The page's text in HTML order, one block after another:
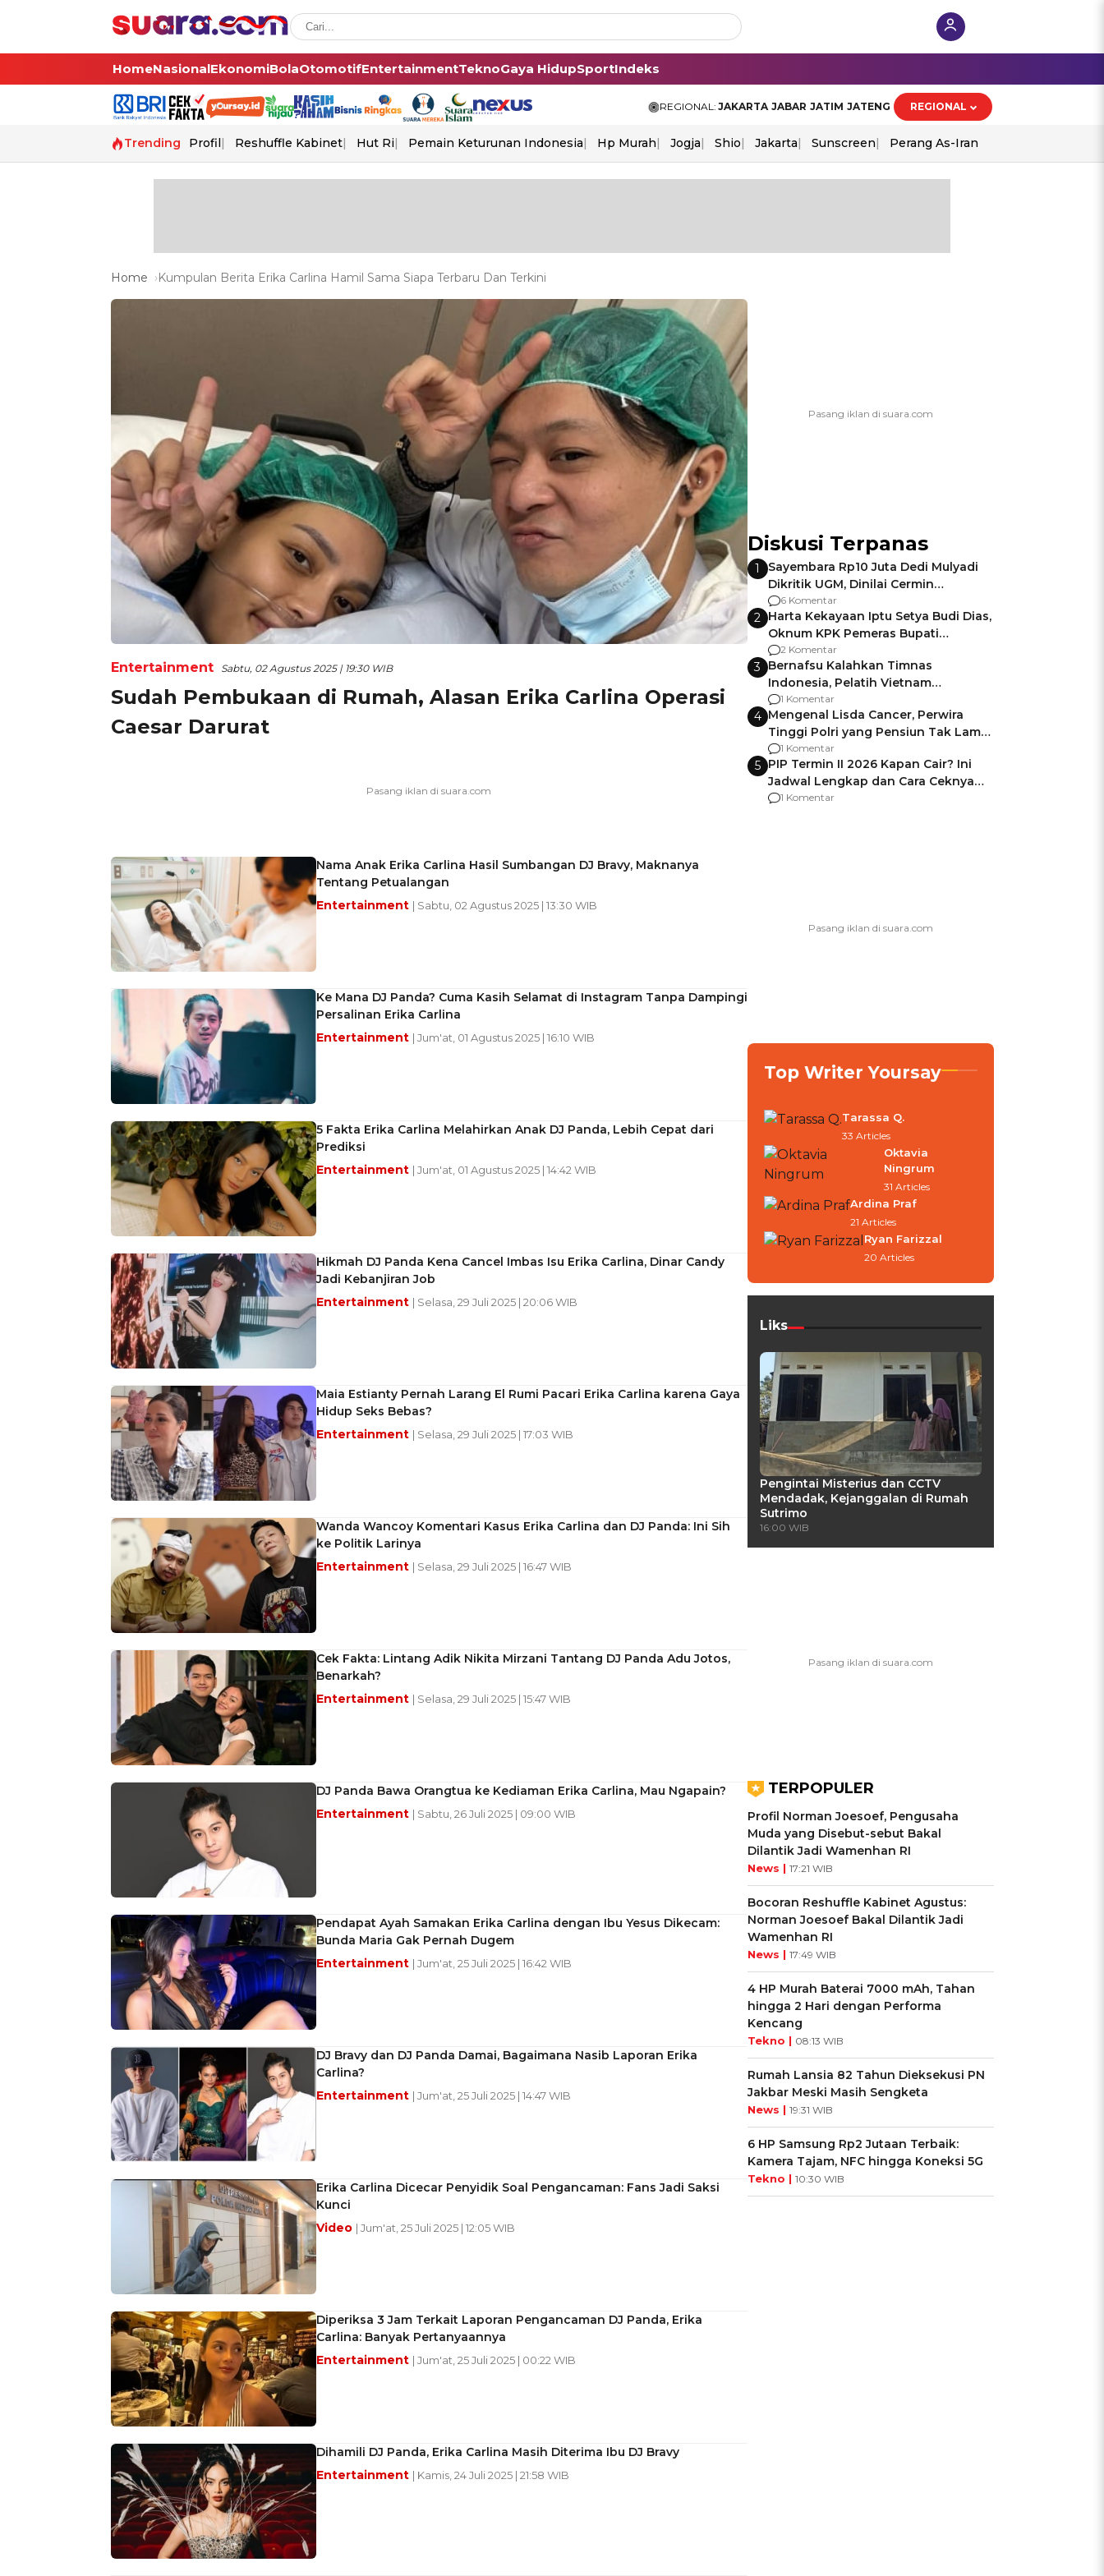
HomeNasionalEkonomiBolaOtomotifEntertainmentTeknoGaya HidupSportIndeks
REGIONAL: JAKARTA JABAR JATIM JATENG REGIONAL
Trending Profil Reshuffle Kabinet Hut Ri Pemain Keturunan Indonesia Hp Murah Jogja Shio Jakarta Sunscreen Perang As-Iran
Home Kumpulan Berita Erika Carlina Hamil Sama Siapa Terbaru Dan Terkini
Entertainment Sabtu, 02 Agustus 2025 | 19:30 WIB
Sudah Pembukaan di Rumah, Alasan Erika Carlina Operasi
Caesar Darurat
Nama Anak Erika Carlina Hasil Sumbangan DJ Bravy, Maknanya
Tentang Petualangan
Entertainment | Sabtu, 02 Agustus 2025 | 13:30 WIB
Ke Mana DJ Panda? Cuma Kasih Selamat di Instagram Tanpa Dampingi
Persalinan Erika Carlina
Entertainment | Jum'at, 01 Agustus 2025 | 16:10 WIB
5 Fakta Erika Carlina Melahirkan Anak DJ Panda, Lebih Cepat dari
Prediksi
Entertainment | Jum'at, 01 Agustus 2025 | 14:42 WIB
Hikmah DJ Panda Kena Cancel Imbas Isu Erika Carlina, Dinar Candy
Jadi Kebanjiran Job
Entertainment | Selasa, 29 Juli 2025 | 20:06 WIB
Maia Estianty Pernah Larang El Rumi Pacari Erika Carlina karena Gaya
Hidup Seks Bebas?
Entertainment | Selasa, 29 Juli 2025 | 17:03 WIB
Wanda Wancoy Komentari Kasus Erika Carlina dan DJ Panda: Ini Sih
ke Politik Larinya
Entertainment | Selasa, 29 Juli 2025 | 16:47 WIB
Cek Fakta: Lintang Adik Nikita Mirzani Tantang DJ Panda Adu Jotos,
Benarkah?
Entertainment | Selasa, 29 Juli 2025 | 15:47 WIB
DJ Panda Bawa Orangtua ke Kediaman Erika Carlina, Mau Ngapain?
Entertainment | Sabtu, 26 Juli 2025 | 09:00 WIB
Pendapat Ayah Samakan Erika Carlina dengan Ibu Yesus Dikecam:
Bunda Maria Gak Pernah Dugem
Entertainment | Jum'at, 25 Juli 2025 | 16:42 WIB
DJ Bravy dan DJ Panda Damai, Bagaimana Nasib Laporan Erika
Carlina?
Entertainment | Jum'at, 25 Juli 2025 | 14:47 WIB
Erika Carlina Dicecar Penyidik Soal Pengancaman: Fans Jadi Saksi
Kunci
Video | Jum'at, 25 Juli 2025 | 12:05 WIB
Diperiksa 3 Jam Terkait Laporan Pengancaman DJ Panda, Erika
Carlina: Banyak Pertanyaannya
Entertainment | Jum'at, 25 Juli 2025 | 00:22 WIB
Dihamili DJ Panda, Erika Carlina Masih Diterima Ibu DJ Bravy
Entertainment | Kamis, 24 Juli 2025 | 21:58 WIB
Diskusi Terpanas
1
Sayembara Rp10 Juta Dedi Mulyadi
Dikritik UGM, Dinilai Cermin
Gagalnya Negara Jamin Keamanan
6 Komentar
2 Harta Kekayaan Iptu Setya Budi Dias,
Oknum KPK Pemeras Bupati
Pemalang
2 Komentar
3 Bernafsu Kalahkan Timnas
Indonesia, Pelatih Vietnam
Berencana Pakai Jimat di Pakansari
1 Komentar
4 Mengenal Lisda Cancer, Perwira
Tinggi Polri yang Pensiun Tak Lama
Usai Jadi Brigjen
1 Komentar
5 PIP Termin II 2026 Kapan Cair? Ini
Jadwal Lengkap dan Cara Ceknya
agar Dana Tidak Hangus!
1 Komentar
Top Writer Yoursay
Tarassa Q.
33 Articles
Oktavia
Ningrum
31 Articles
Ardina Praf
21 Articles
Ryan Farizzal
20 Articles
Liks
Pengintai Misterius dan CCTV
Mendadak, Kejanggalan di Rumah
Sutrimo
16:00 WIB
TERPOPULER
Profil Norman Joesoef, Pengusaha
Muda yang Disebut-sebut Bakal
Dilantik Jadi Wamenhan RI
News | 17:21 WIB
Bocoran Reshuffle Kabinet Agustus:
Norman Joesoef Bakal Dilantik Jadi
Wamenhan RI
News | 17:49 WIB
4 HP Murah Baterai 7000 mAh, Tahan
hingga 2 Hari dengan Performa
Kencang
Tekno | 08:13 WIB
Rumah Lansia 82 Tahun Dieksekusi PN
Jakbar Meski Masih Sengketa
News | 19:31 WIB
6 HP Samsung Rp2 Jutaan Terbaik:
Kamera Tajam, NFC hingga Koneksi 5G
Tekno | 10:30 WIB